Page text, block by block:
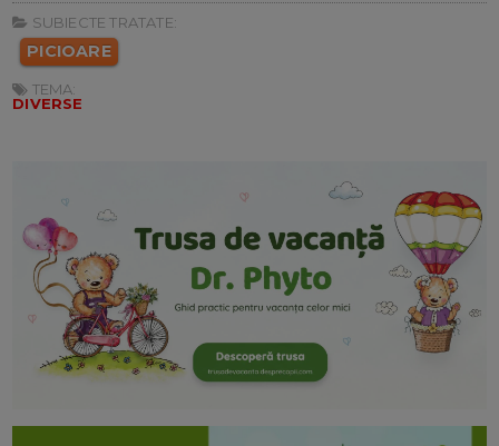
SUBIECTE TRATATE:
PICIOARE
TEMA:
DIVERSE